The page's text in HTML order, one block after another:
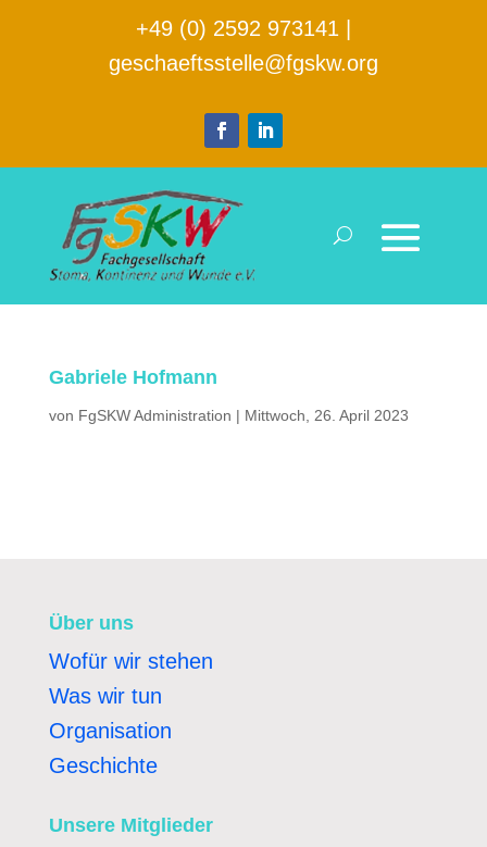
+49 (0) 2592 973141
geschaeftsstelle@fgskw.org
Gabriele Hofmann
von FgSKW Administration | Mittwoch, 26. April 2023
Über uns
Wofür wir stehen
Was wir tun
Organisation
Geschichte
Unsere Mitglieder